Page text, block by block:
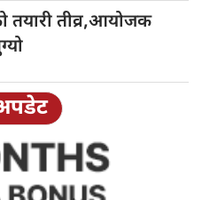
तयारी तीव्र,आयोजक